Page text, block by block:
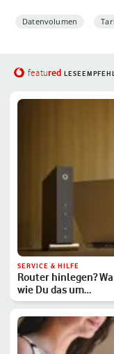
Datenvolumen
featured
SERVICE & HILFE
Router hinlegen?
wie Du das um…